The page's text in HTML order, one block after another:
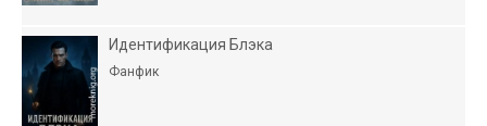
Идентификация Блэка
Фанфик